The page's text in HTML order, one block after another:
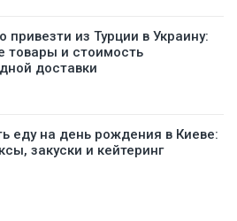
привезти из Турции в Украину:
товары и стоимость
доставки
еду на день рождения в Киеве:
закуски и кейтеринг